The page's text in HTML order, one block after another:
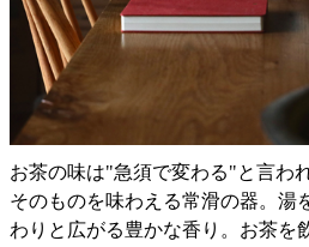
お茶の味は"急須で変わる"と言わ
そのものを味わえる常滑の器。湯
わりと広がる豊かな香り。お茶を